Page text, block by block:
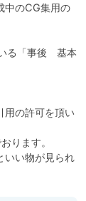
中のCG集用の
る「事後　基本
用の許可を頂い
ります。
いい物が見られ